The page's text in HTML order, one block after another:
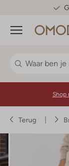
Menu
Shop
Terug